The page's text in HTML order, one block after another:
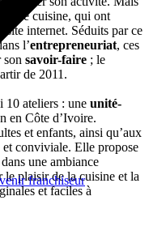
franchiseur
de cuisine, qui ont
site internet. Séduits par ce
l’entrepreneuriat, ces
son savoir-faire ; le
de 2011.
10 ateliers : une unité-
en Côte d’Ivoire.
et enfants, ainsi qu’aux
et conviviale. Elle propose
une ambiance
plaisir de la cuisine et la
et faciles à